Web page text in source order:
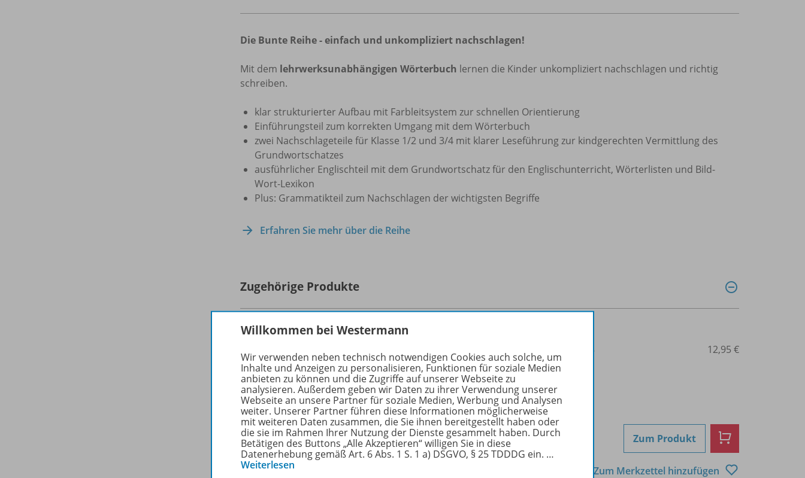
Die Bunte Reihe - einfach und unkompliziert nachschlagen!
Mit dem lehrwerksunabhängigen Wörterbuch lernen die Kinder unkompliziert nachschlagen und richtig
schreiben.
klar strukturierter Aufbau mit Farbleitsystem zur schnellen Orientierung
Einführungsteil zum korrekten Umgang mit dem Wörterbuch
zwei Nachschlageteile für Klasse 1/2 und 3/4 mit klarer Leseführung zur kindgerechten Vermittlung des
Grundwortschatzes
ausführlicher Englischteil mit dem Grundwortschatz für den Englischunterricht, Wörterlisten und Bild-
Wort-Lexikon
Plus: Grammatikteil zum Nachschlagen der wichtigsten Begriffe
Erfahren Sie mehr über die Reihe
Zugehörige Produkte
DIE BUNTE REIHE - Deutsch
Lieferbar
978-3-14-117250-8 12,95 €
Zum Produkt
Zum Merkzettel hinzufügen
Willkommen bei Westermann
Wir verwenden neben technisch notwendigen Cookies auch solche, um
Inhalte und Anzeigen zu personalisieren, Funktionen für soziale Medien
anbieten zu können und die Zugriffe auf unserer Webseite zu
analysieren. Außerdem geben wir Daten zu ihrer Verwendung unserer
Webseite an unsere Partner für soziale Medien, Werbung und Analysen
weiter. Unserer Partner führen diese Informationen möglicherweise
mit weiteren Daten zusammen, die Sie ihnen bereitgestellt haben oder
die sie im Rahmen Ihrer Nutzung der Dienste gesammelt haben. Durch
Betätigen des Buttons „Alle Akzeptieren“ willigen Sie in diese
Datenerhebung gemäß Art. 6 Abs. 1 S. 1 a) DSGVO, § 25 TDDDG ein. …
Weiterlesen